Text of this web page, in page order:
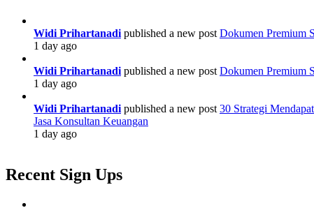
Widi Prihartanadi published a new post Dokumen Premium
1 day ago
Widi Prihartanadi published a new post Dokumen Premium
1 day ago
Widi Prihartanadi published a new post 30 Strategi
Jasa Konsultan Keuangan
1 day ago
Recent Sign Ups